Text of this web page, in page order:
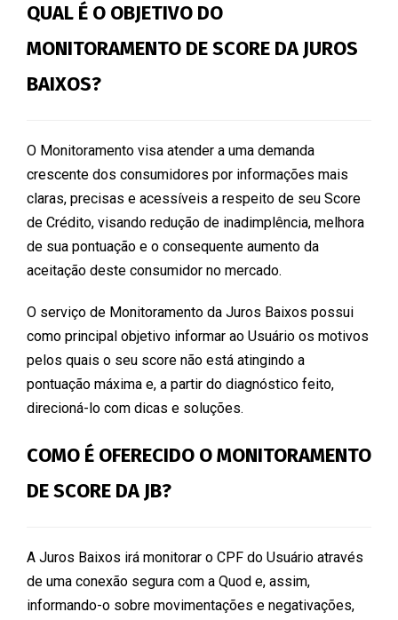
QUAL É O OBJETIVO DO
MONITORAMENTO DE SCORE DA JUROS
BAIXOS?
O Monitoramento visa atender a uma demanda
crescente dos consumidores por informações mais
claras, precisas e acessíveis a respeito de seu Score
de Crédito, visando redução de inadimplência, melhora
de sua pontuação e o consequente aumento da
aceitação deste consumidor no mercado.
O serviço de Monitoramento da Juros Baixos possui
como principal objetivo informar ao Usuário os motivos
pelos quais o seu score não está atingindo a
pontuação máxima e, a partir do diagnóstico feito,
direcioná-lo com dicas e soluções.
COMO É OFERECIDO O MONITORAMENTO
DE SCORE DA JB?
A Juros Baixos irá monitorar o CPF do Usuário através
de uma conexão segura com a Quod e, assim,
informando-o sobre movimentações e negativações,